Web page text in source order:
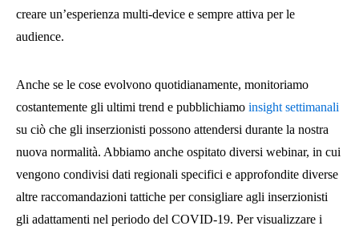
creare un’esperienza multi-device e sempre attiva per le
audience.
Anche se le cose evolvono quotidianamente, monitoriamo
costantemente gli ultimi trend e pubblichiamo insight settimanali
su ciò che gli inserzionisti possono attendersi durante la nostra
nuova normalità. Abbiamo anche ospitato diversi webinar, in cui
vengono condivisi dati regionali specifici e approfondite diverse
altre raccomandazioni tattiche per consigliare agli inserzionisti
gli adattamenti nel periodo del COVID-19. Per visualizzare i